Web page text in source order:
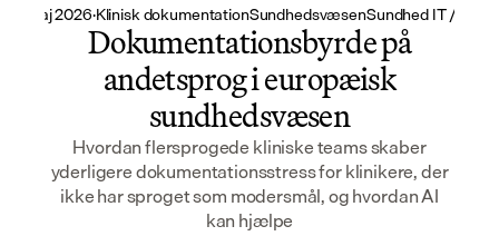
5. maj 2026·Klinisk dokumentationSundhedsvæsenSundhed IT / CIO
Dokumentationsbyrde på
andetsprog i europæisk
sundhedsvæsen
Hvordan flersprogede kliniske teams skaber
yderligere dokumentationsstress for klinikere, der
ikke har sproget som modersmål, og hvordan AI
kan hjælpe